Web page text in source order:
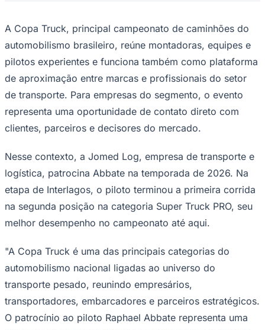
Corinthians
A Copa Truck, principal campeonato de caminhões do
automobilismo brasileiro, reúne montadoras, equipes e
pilotos experientes e funciona também como plataforma
de aproximação entre marcas e profissionais do setor
de transporte. Para empresas do segmento, o evento
representa uma oportunidade de contato direto com
clientes, parceiros e decisores do mercado.
Nesse contexto, a Jomed Log, empresa de transporte e
logística, patrocina Abbate na temporada de 2026. Na
etapa de Interlagos, o piloto terminou a primeira corrida
na segunda posição na categoria Super Truck PRO, seu
melhor desempenho no campeonato até aqui.
"A Copa Truck é uma das principais categorias do
automobilismo nacional ligadas ao universo do
transporte pesado, reunindo empresários,
transportadores, embarcadores e parceiros estratégicos.
O patrocínio ao piloto Raphael Abbate representa uma